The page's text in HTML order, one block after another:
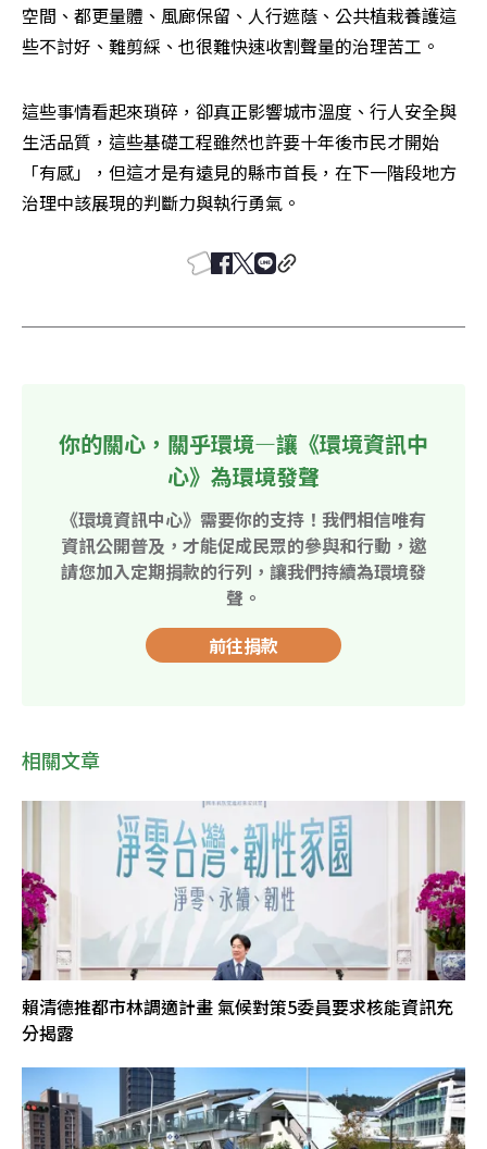
空間、都更量體、風廊保留、人行遮蔭、公共植栽養護這
些不討好、難剪綵、也很難快速收割聲量的治理苦工。
這些事情看起來瑣碎，卻真正影響城市溫度、行人安全與
生活品質，這些基礎工程雖然也許要十年後市民才開始
「有感」，但這才是有遠見的縣市首長，在下一階段地方
治理中該展現的判斷力與執行勇氣。
你的關心，關乎環境—讓《環境資訊中
心》為環境發聲
《環境資訊中心》需要你的支持！我們相信唯有
資訊公開普及，才能促成民眾的參與和行動，邀
請您加入定期捐款的行列，讓我們持續為環境發
聲。
前往捐款
相關文章
賴清德推都市林調適計畫 氣候對策5委員要求核能資訊充
分揭露